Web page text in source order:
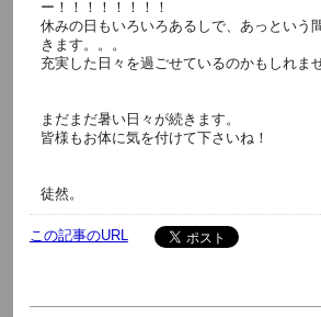
ー！！！！！！！！
休みの日もいろいろあるしで、あっという
きます。。。
充実した日々を過ごせているのかもしれませ
まだまだ暑い日々が続きます。
皆様もお体に気を付けて下さいね！
徒然。
この記事のURL